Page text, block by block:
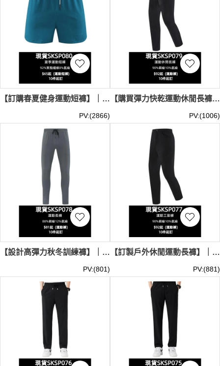
【訂購春夏健身運動短褲】｜92%聚酯纖維8%氨綸｜腰部抽繩調節｜後袋拉鍊閉合｜現貨主推｜三分短褲供應商 SKSP080-MBTY-265#
PV:(2866)
【購買彈力快乾運動休閒長褲】｜90%錦綸10%氨綸｜可調節尼龍腰帶｜純色簡約褲身｜現貨主推｜休閒長褲公司 SKSP079-PMTY-5807#
PV:(1006)
【設計高彈力秋冬訓練褲】｜提供黑橄欖灰三色｜後側拉鍊口袋｜彈性抽繩褲腰｜現貨主推｜運動長褲專門店 SKSP078-MBTY-L42134
PV:(801)
【訂製戶外休閒運動長褲】｜錦綸氨綸混紡｜膝蓋立體剪裁｜純色簡約設計｜現貨主推｜鈕扣拉鍊門襟｜運動工裝褲批發 SKSP077-PMTY-5805#
PV:(881)